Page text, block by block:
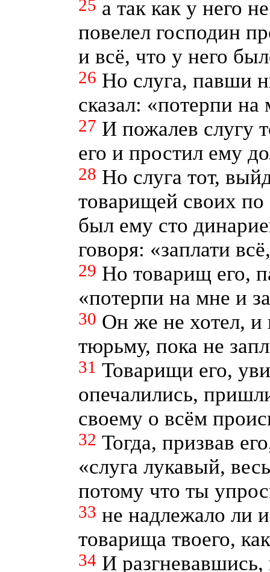
25 а так как у него
повелел господин
и всё, что у него
26 Но слуга, павши
сказал: «потерпи на
27 И пожалев слугу
его и простил ему
28 Но слуга тот,
товарищей своих
был ему сто
говоря: «заплати
29 Но товарищ его,
«потерпи на мне и
30 Он же не хотел, и
тюрьму, пока не
31 Товарищи его,
опечалились,
своему о всём
32 Тогда, призвав
«слуга лукавый,
потому что ты
33 не надлежало ли
товарища твоего,
34 И разгневавшись,